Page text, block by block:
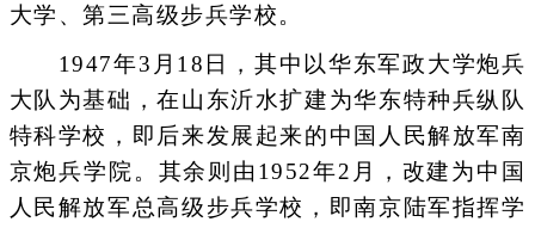
大学、第三高级步兵学校。
1947年3月18日，其中以华东军政大学炮兵
大队为基础，在山东沂水扩建为华东特种兵纵队
特科学校，即后来发展起来的中国人民解放军南
京炮兵学院。其余则由1952年2月，改建为中国
人民解放军总高级步兵学校，即南京陆军指挥学